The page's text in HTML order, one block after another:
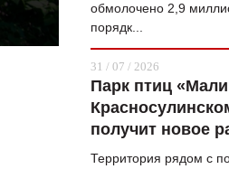
обмолочено 2,9
порядк...
31 / 07 / 2026
Парк птиц
получит новое
Территория рядом с